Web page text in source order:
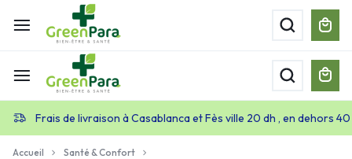
Frais de livraison à Casablanca et Fès ville 20 dh , en dehors
Accueil
Santé & Confort